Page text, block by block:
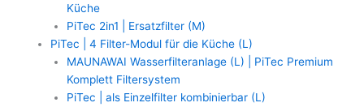
Küche
PiTec 2in1 | Ersatzfilter (M)
PiTec | 4 Filter-Modul für die Küche (L)
MAUNAWAI Wasserfilteranlage (L) | PiTec Premium
Komplett Filtersystem
PiTec | als Einzelfilter kombinierbar (L)